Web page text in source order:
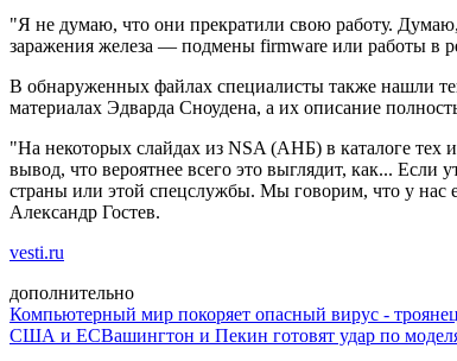
"Я не думаю, что они прекратили свою работу.
заражения железа — подмены firmware или работы в
В обнаруженных файлах специалисты также нашли
материалах Эдварда Сноудена, а их описание
"На некоторых слайдах из NSA (АНБ) в каталоге тех
вывод, что вероятнее всего это выглядит, как... Если
страны или этой спецслужбы. Мы говорим, что у нас
Александр Гостев.
vesti.ru
дополнительно
Компьютерный мир покоряет опасный вирус -
США и ЕСВашингтон и Пекин готовят удар по